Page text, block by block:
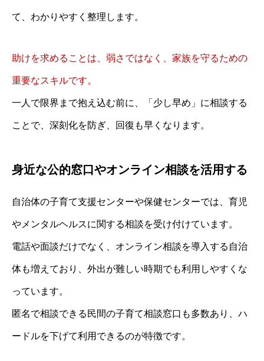
て、わかりやすく整理します。
助けを求めることは、弱さではなく、家族を守るための
重要なスキルです。
一人で限界まで抱え込む前に、「少し早め」に相談する
ことで、深刻化を防ぎ、回復も早くなります。
身近な公的窓口やオンライン相談を活用する
自治体の子育て支援センターや保健センターでは、育児
やメンタルヘルスに関する相談を受け付けています。
電話や面談だけでなく、オンライン相談を導入する自治
体も増えており、外出が難しい時期でも利用しやすくな
っています。
匿名で相談できる民間の子育て相談窓口も多数あり、ハ
ードルを下げて利用できるのが特徴です。